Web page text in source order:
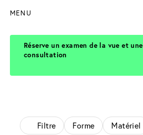
MENU
Filtre Forme Matériel
Réserve un examen de la vue et une
consultation